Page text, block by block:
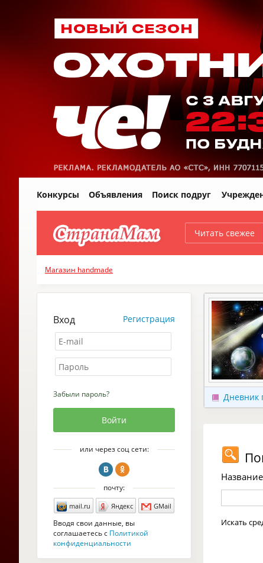
Читать свежее
Конкурсы Объявления Поиск подруг
Магазин handmade
Дневник
Искать
Вход Регистрация
Забыли пароль?
или через соц сети:
почту:
mail.ru Яндекс GMail
Вводя свои данные, вы
соглашаетесь с Политикой
конфиденциальности